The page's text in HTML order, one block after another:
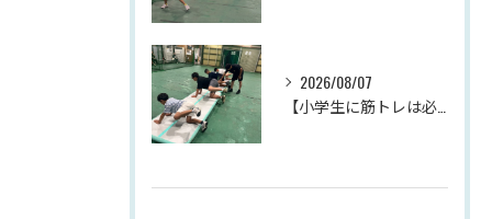
2026/08/07
【小学生に筋トレは必要？】